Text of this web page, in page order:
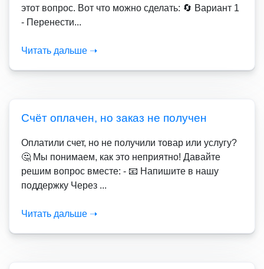
этот вопрос. Вот что можно сделать: 🔄 Вариант 1
- Перенести...
Читать дальше ➝
Счёт оплачен, но заказ не получен
Оплатили счет, но не получили товар или услугу?
🤔 Мы понимаем, как это неприятно! Давайте
решим вопрос вместе: - 📧 Напишите в нашу
поддержку Через ...
Читать дальше ➝